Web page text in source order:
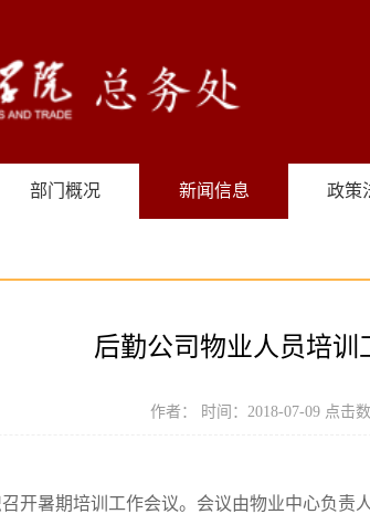
部门概况 新闻信息 政策
后勤公司物业人员培训
作者： 时间：2018-07-09 点击数
开暑期培训工作会议。会议由物业中心负责